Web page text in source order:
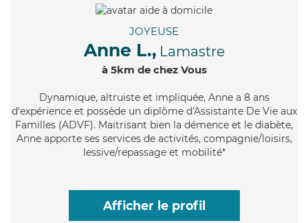
JOYEUSE
Anne L., Lamastre
à 5km de chez Vous
Dynamique, altruiste et impliquée, Anne a 8 ans
d'expérience et possède un diplôme d'Assistante De Vie aux
Familles (ADVF). Maitrisant bien la démence et le diabète,
Anne apporte ses services de activités, compagnie/loisirs,
lessive/repassage et mobilité*
Afficher le profil